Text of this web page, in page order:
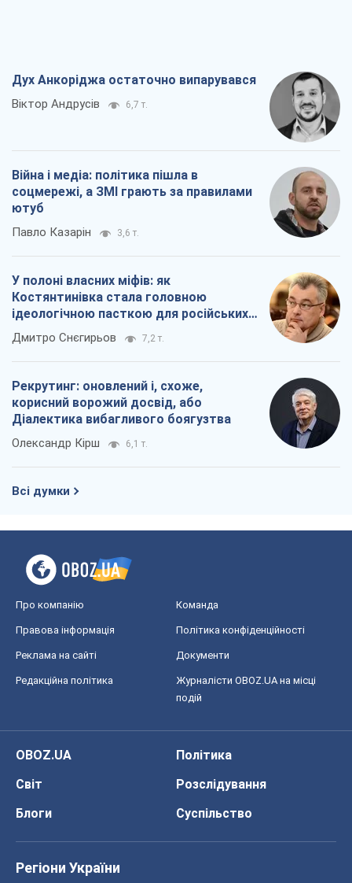
Дух Анкоріджа остаточно випарувався
Віктор Андрусів 6,7 т.
Війна і медіа: політика пішла в
соцмережі, а ЗМІ грають за правилами
ютуб
Павло Казарін 3,6 т.
У полоні власних міфів: як
Костянтинівка стала головною
ідеологічною пасткою для російських
окупантів
Дмитро Снєгирьов 7,2 т.
Рекрутинг: оновлений і, схоже,
корисний ворожий досвід, або
Діалектика вибагливого боягузтва
Олександр Кірш 6,1 т.
Всі думки
Про компанію Команда
Правова інформація Політика конфіденційності
Реклама на сайті Документи
Редакційна політика
Журналісти OBOZ.UA на місці
подій
OBOZ.UA
Політика
Світ
Розслідування
Блоги
Суспільство
Регіони України